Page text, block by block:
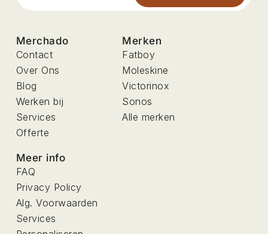
Merchado
Contact
Over Ons
Blog
Werken bij
Services
Offerte
Merken
Fatboy
Moleskine
Victorinox
Sonos
Alle merken
Meer info
FAQ
Privacy Policy
Alg. Voorwaarden
Services